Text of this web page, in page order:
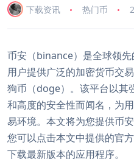
下载资讯 热门币
币安（binance）是全球领
用户提供广泛的加密货币交
狗币（doge）。该平台以其
和高度的安全性而闻名，为
易环境。本文将为您提供币
您可以点击本文中提供的官
下载最新版本的应用程序。